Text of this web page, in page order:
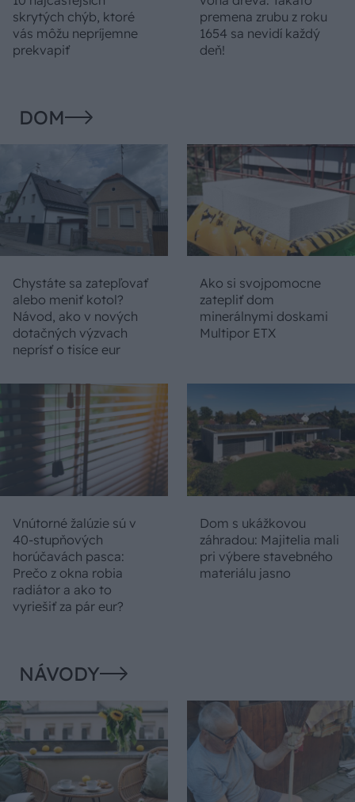
skrytých chýb, ktoré
vás môžu nepríjemne
prekvapiť
premena zrubu z roku
1654 sa nevidí každý
deň!
DOM
Chystáte sa zatepľovať
alebo meniť kotol?
Návod, ako v nových
dotačných výzvach
neprísť o tisíce eur
Ako si svojpomocne
zatepliť dom
minerálnymi doskami
Multipor ETX
Vnútorné žalúzie sú v
40-stupňových
horúčavách pasca:
Prečo z okna robia
radiátor a ako to
vyriešiť za pár eur?
Dom s ukážkovou
záhradou: Majitelia mali
pri výbere stavebného
materiálu jasno
NÁVODY